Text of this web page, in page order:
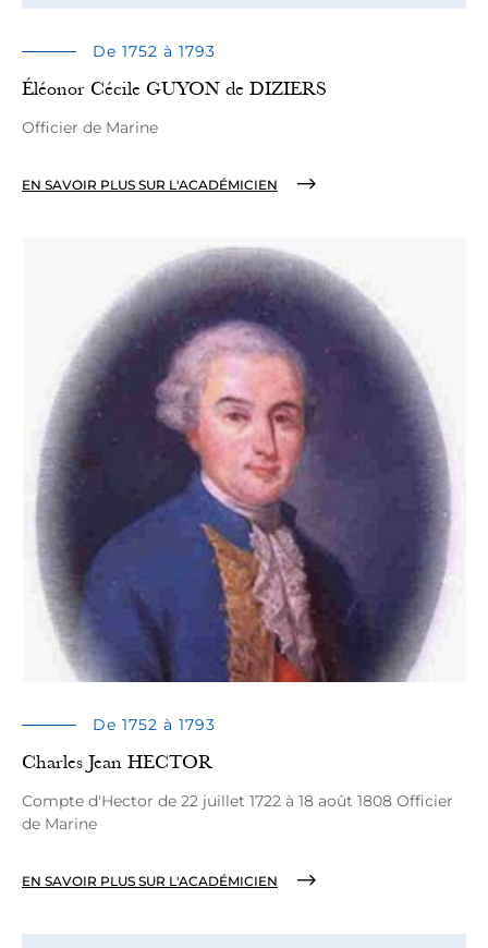
De 1752 à 1793
Éléonor Cécile GUYON de DIZIERS
Officier de Marine
EN SAVOIR PLUS SUR L'ACADÉMICIEN
De 1752 à 1793
Charles Jean HECTOR
Compte d'Hector de 22 juillet 1722 à 18 août 1808 Officier
de Marine
EN SAVOIR PLUS SUR L'ACADÉMICIEN